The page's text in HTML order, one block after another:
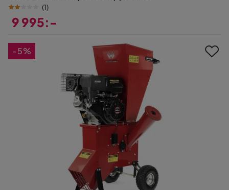
(1)
9 995:-
-5%